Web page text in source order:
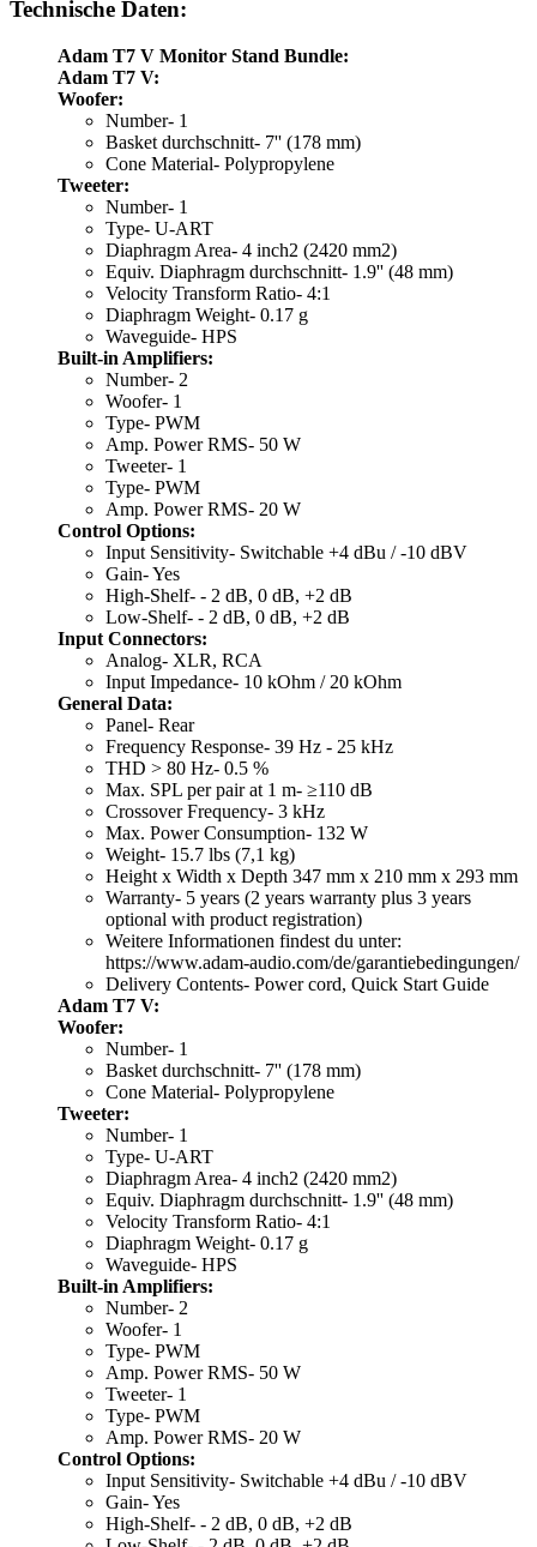
Technische Daten:
Adam T7 V Monitor Stand Bundle:
Adam T7 V:
Woofer:
Number- 1
Basket durchschnitt- 7'' (178 mm)
Cone Material- Polypropylene
Tweeter:
Number- 1
Type- U-ART
Diaphragm Area- 4 inch2 (2420 mm2)
Equiv. Diaphragm durchschnitt- 1.9'' (48 mm)
Velocity Transform Ratio- 4:1
Diaphragm Weight- 0.17 g
Waveguide- HPS
Built-in Amplifiers:
Number- 2
Woofer- 1
Type- PWM
Amp. Power RMS- 50 W
Tweeter- 1
Type- PWM
Amp. Power RMS- 20 W
Control Options:
Input Sensitivity- Switchable +4 dBu / -10 dBV
Gain- Yes
High-Shelf- - 2 dB, 0 dB, +2 dB
Low-Shelf- - 2 dB, 0 dB, +2 dB
Input Connectors:
Analog- XLR, RCA
Input Impedance- 10 kOhm / 20 kOhm
General Data:
Panel- Rear
Frequency Response- 39 Hz - 25 kHz
THD > 80 Hz- 0.5 %
Max. SPL per pair at 1 m- ≥110 dB
Crossover Frequency- 3 kHz
Max. Power Consumption- 132 W
Weight- 15.7 lbs (7,1 kg)
Height x Width x Depth 347 mm x 210 mm x 293 mm
Warranty- 5 years (2 years warranty plus 3 years
optional with product registration)
Weitere Informationen findest du unter:
https://www.adam-audio.com/de/garantiebedingungen/
Delivery Contents- Power cord, Quick Start Guide
Adam T7 V:
Woofer:
Number- 1
Basket durchschnitt- 7'' (178 mm)
Cone Material- Polypropylene
Tweeter:
Number- 1
Type- U-ART
Diaphragm Area- 4 inch2 (2420 mm2)
Equiv. Diaphragm durchschnitt- 1.9'' (48 mm)
Velocity Transform Ratio- 4:1
Diaphragm Weight- 0.17 g
Waveguide- HPS
Built-in Amplifiers:
Number- 2
Woofer- 1
Type- PWM
Amp. Power RMS- 50 W
Tweeter- 1
Type- PWM
Amp. Power RMS- 20 W
Control Options:
Input Sensitivity- Switchable +4 dBu / -10 dBV
Gain- Yes
High-Shelf- - 2 dB, 0 dB, +2 dB